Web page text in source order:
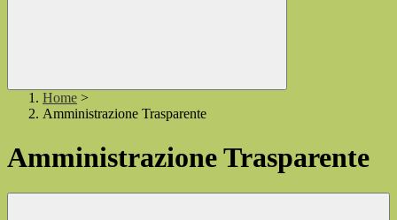
Home >
Amministrazione Trasparente
Amministrazione Trasparente